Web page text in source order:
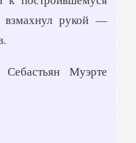
взмахнул рукой —
Муэрте